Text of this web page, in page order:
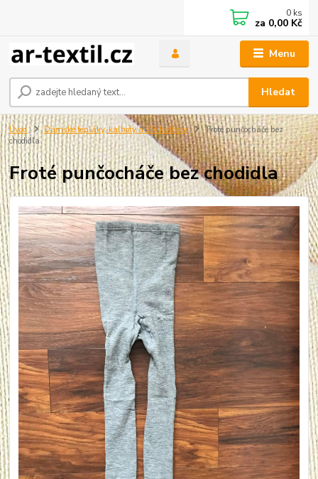
Menu
Hledat
0 ks
za 0,00 Kč
Úvod Dámské tepláky, kalhoty a 3/4 kalhoty
Froté punčocháče bez
chodidla
Froté punčocháče bez chodidla